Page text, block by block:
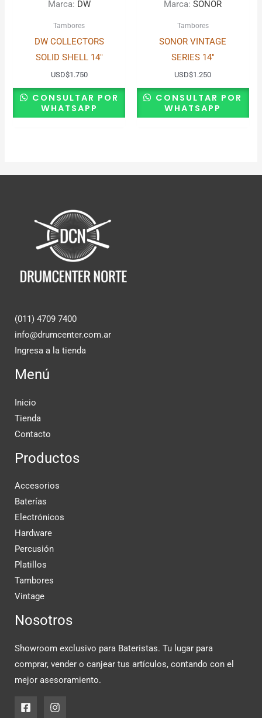
Marca: DW
Tambores
DW COLLECTORS
SOLID SHELL 14″
USD$1.750
CONSULTAR POR
WHATSAPP
Marca:SONOR
Tambores
SONOR VINTAGE
SERIES 14″
USD$1.250
CONSULTAR POR
WHATSAPP
(011) 4709 7400
info@drumcenter.com.ar
Ingresa a la tienda
Menú
Inicio
Tienda
Contacto
Productos
Accesorios
Baterías
Electrónicos
Hardware
Percusión
Platillos
Tambores
Vintage
Nosotros
Showroom exclusivo para Bateristas. Tu lugar para
comprar, vender o canjear tus artículos, contando con el
mejor asesoramiento.